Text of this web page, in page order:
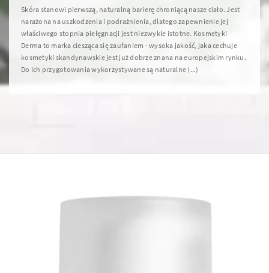
Skóra stanowi pierwszą, naturalną barierę chroniącą nasze ciało. Jest
narażona na uszkodzenia i podrażnienia, dlatego zapewnienie jej
właściwego stopnia pielęgnacji jest niezwykle istotne. Kosmetyki
Derma to marka ciesząca się zaufaniem - wysoka jakość, jaka cechuje
kosmetyki skandynawskie jest już dobrze znana na europejskim rynku.
Do ich przygotowania wykorzystywane są naturalne (...)